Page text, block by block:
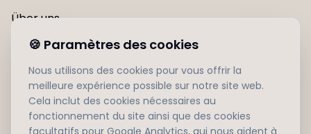
Über uns
Datenschutzrichtlinie
Livraison
Folgen Sie uns
🍪 Paramètres des cookies
Nous utilisons des cookies pour vous offrir la
meilleure expérience possible sur notre site web.
Cela inclut des cookies nécessaires au
fonctionnement du site ainsi que des cookies
facultatifs pour Google Analytics, qui nous aident à